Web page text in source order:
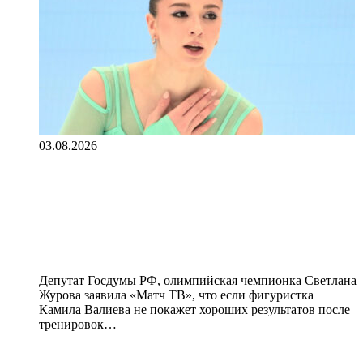
03.08.2026
Депутат Госдумы РФ, олимпийская чемпионка Светлана
Журова заявила «Матч ТВ», что если фигуристка
Камила Валиева не покажет хороших результатов после
тренировок…